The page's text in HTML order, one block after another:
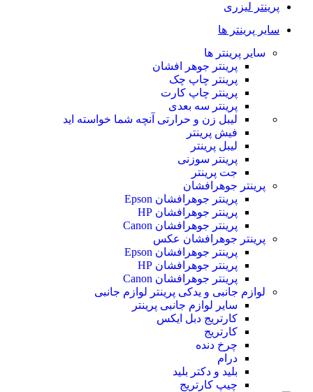
پرینتر لیزری
سایر پرینتر ها
سایر پرینتر ها
پرینتر جوهر افشان
پرینتر چاپ چک
پرینتر چاپ کارت
پرینتر سه بعدی
لیبل زن و حرارتی آنچه شما خواسته اید
فیش پرینتر
لیبل پرینتر
پرینتر سوزنی
جت پرینتر
پرینتر جوهرافشان
پرینتر جوهرافشان Epson
پرینتر جوهرافشان HP
پرینتر جوهرافشان Canon
پرینتر جوهرافشان عکس
پرینتر جوهرافشان Epson
پرینتر جوهرافشان HP
پرینتر جوهرافشان Canon
لوازم جانبی و یدکی پرینتر لوازم جانبی
سایر لوازم جانبی پرینتر
کارتریج دبل ایکس
کارتریج
چرخ دنده
درام
بلید و دکتر بلید
چیپ کارتریج